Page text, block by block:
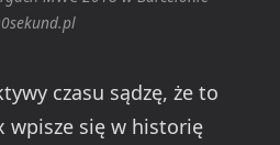
czasu sądzę, że to
wpisze się w historię